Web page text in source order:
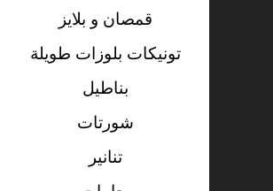
قمصان و بلايز
تونيكات بلوزات طويلة
بناطيل
شورتات
تنانير